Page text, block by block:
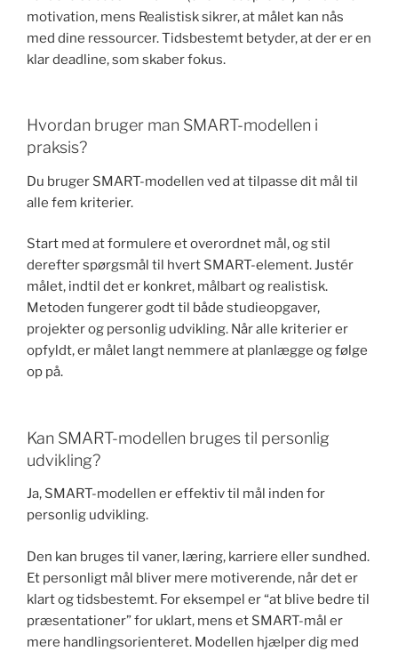
motivation, mens Realistisk sikrer, at målet kan nås
med dine ressourcer. Tidsbestemt betyder, at der er en
klar deadline, som skaber fokus.
Hvordan bruger man SMART-modellen i
praksis?
Du bruger SMART-modellen ved at tilpasse dit mål til
alle fem kriterier.
Start med at formulere et overordnet mål, og stil
derefter spørgsmål til hvert SMART-element. Justér
målet, indtil det er konkret, målbart og realistisk.
Metoden fungerer godt til både studieopgaver,
projekter og personlig udvikling. Når alle kriterier er
opfyldt, er målet langt nemmere at planlægge og følge
op på.
Kan SMART-modellen bruges til personlig
udvikling?
Ja, SMART-modellen er effektiv til mål inden for
personlig udvikling.
Den kan bruges til vaner, læring, karriere eller sundhed.
Et personligt mål bliver mere motiverende, når det er
klart og tidsbestemt. For eksempel er “at blive bedre til
præsentationer” for uklart, mens et SMART-mål er
mere handlingsorienteret. Modellen hjælper dig med